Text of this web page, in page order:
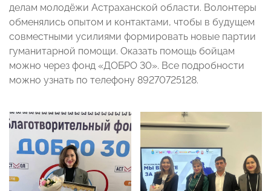
делам молодёжи Астраханской области. Волонтеры
обменялись опытом и контактами, чтобы в будущем
совместными усилиями формировать новые партии
гуманитарной помощи. Оказать помощь бойцам
можно через фонд «ДОБРО 30». Все подробности
можно узнать по телефону 89270725128.